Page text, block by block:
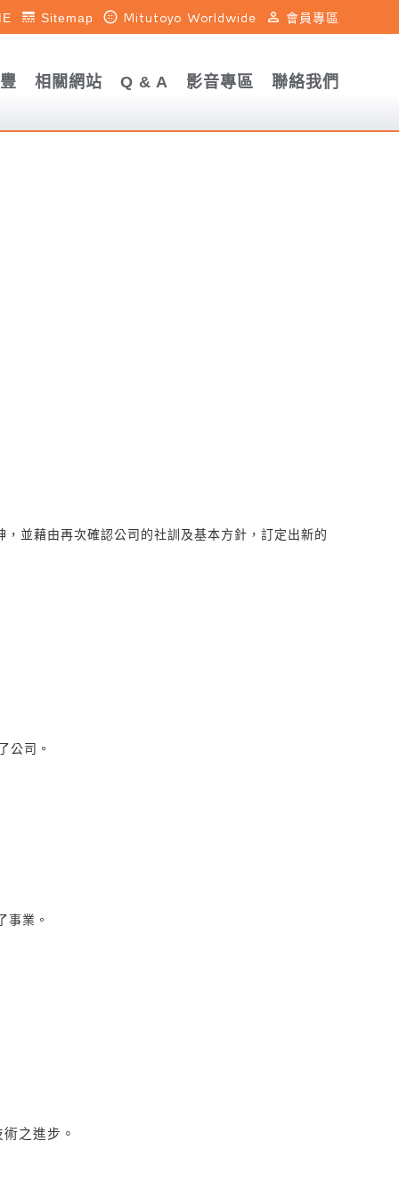
line_style Sitemap blur_circular Mitutoyo Worldwide perm_identity 會員專區
相關網站 Q & A 影音專區 聯絡我們
並藉由再次確認公司的社訓及基本方針，訂定出新的
公司。
事業。
之進步。